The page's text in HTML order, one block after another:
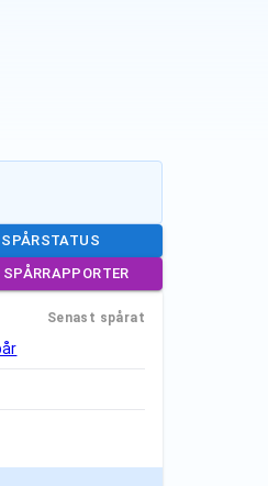
Senast spårat